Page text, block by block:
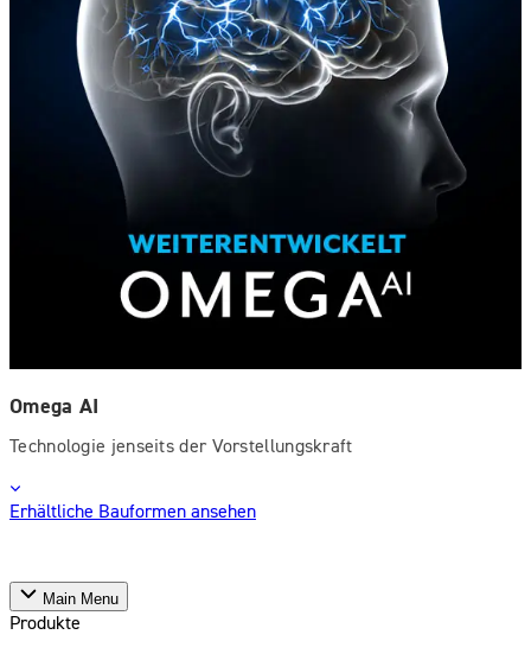
Omega AI
Technologie jenseits der Vorstellungskraft
Erhältliche Bauformen ansehen
Main Menu
Produkte